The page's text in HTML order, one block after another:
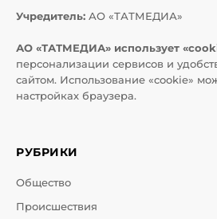
Учредитель: АО «ТАТМЕДИА»
АО «ТАТМЕДИА» использует
персонализации сервисов и
сайтом. Использование «cookie»
настройках браузера.
РУБРИКИ
Общество
Происшествия